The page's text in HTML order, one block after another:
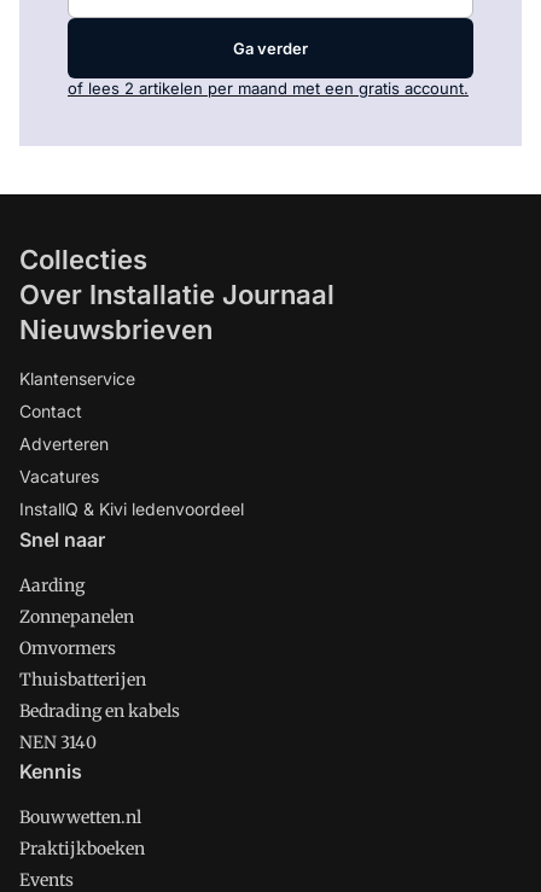
Ga verder
of lees 2 artikelen per maand met een gratis account.
Collecties
Over Installatie Journaal
Nieuwsbrieven
Klantenservice
Contact
Adverteren
Vacatures
InstallQ & Kivi ledenvoordeel
Snel naar
Aarding
Zonnepanelen
Omvormers
Thuisbatterijen
Bedrading en kabels
NEN 3140
Kennis
Bouwwetten.nl
Praktijkboeken
Events